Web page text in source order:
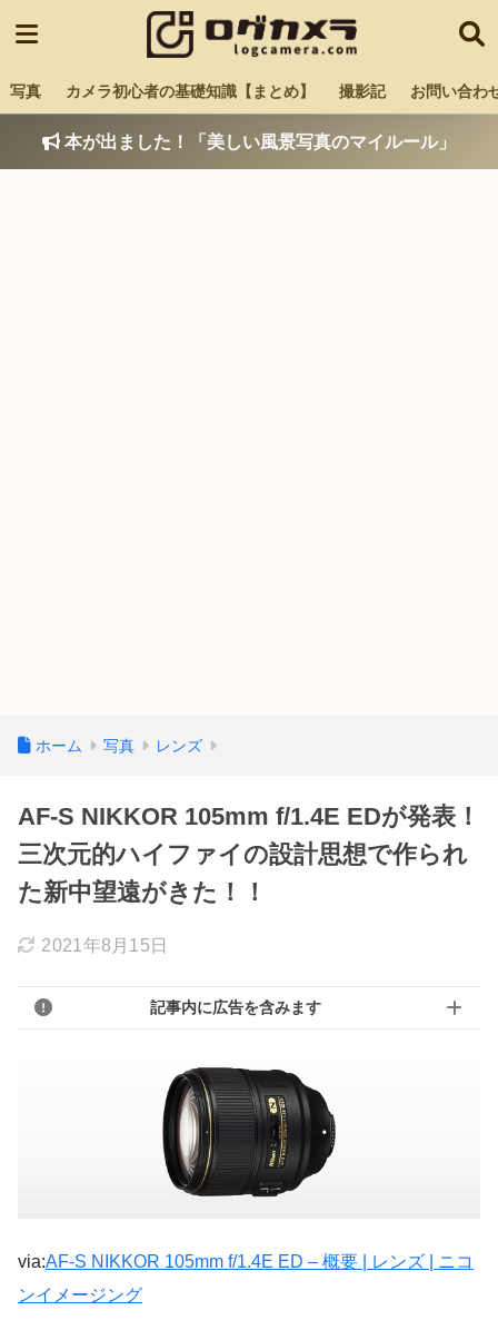
写真 カメラ初心者の基礎知識【まとめ】 撮影記 お問い合わ
本が出ました！「美しい風景写真のマイルール」
ホーム 写真 レンズ
AF-S NIKKOR 105mm f/1.4E EDが発表！
三次元的ハイファイの設計思想で作られ
た新中望遠がきた！！
2021年8月15日
記事内に広告を含みます
via:AF-S NIKKOR 105mm f/1.4E ED – 概要 | レンズ | ニコ
ンイメージング